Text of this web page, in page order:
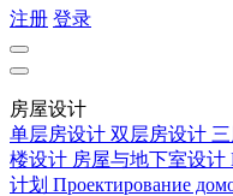
注册 登录
房屋设计
单层房设计 双层房设计
楼设计 房屋与地下室设计
计划 Проектирование